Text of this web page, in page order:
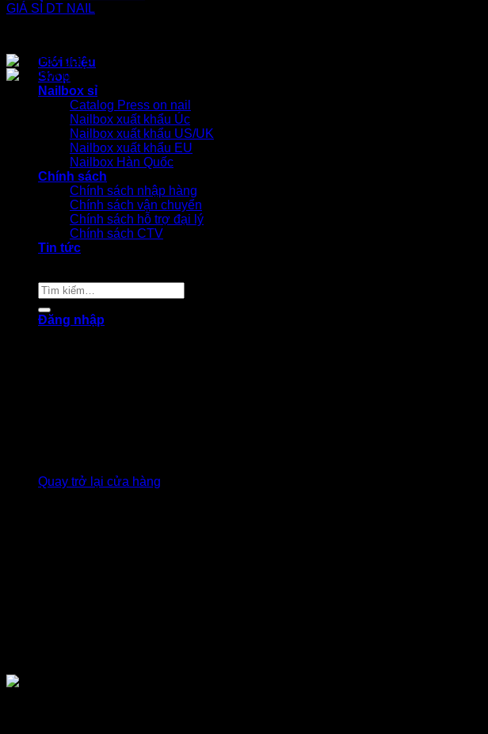
Giới thiệu
Shop
Nailbox sỉ
Catalog Press on nail
Nailbox xuất khẩu Úc
Nailbox xuất khẩu US/UK
Nailbox xuất khẩu EU
Nailbox Hàn Quốc
Chính sách
Chính sách nhập hàng
Chính sách vận chuyển
Chính sách hỗ trợ đại lý
Chính sách CTV
Tin tức
Tìm
kiếm:
Đăng nhập
Quay trở lại cửa hàng